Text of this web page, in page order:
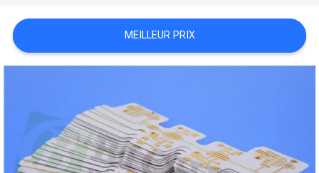
NOUS
CONTACTER
CAS
MEILLEUR PRIX